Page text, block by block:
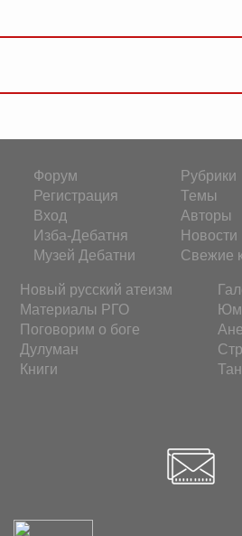
Форум
Регистрация
Вход
Изба-Дебатня
Музей Дебатни
Рубрики
Темы
Авторы
Новости
Свежие
Новый русский атеизм
Материалы РГО
Поговорим о боге
Дулуман
Книги